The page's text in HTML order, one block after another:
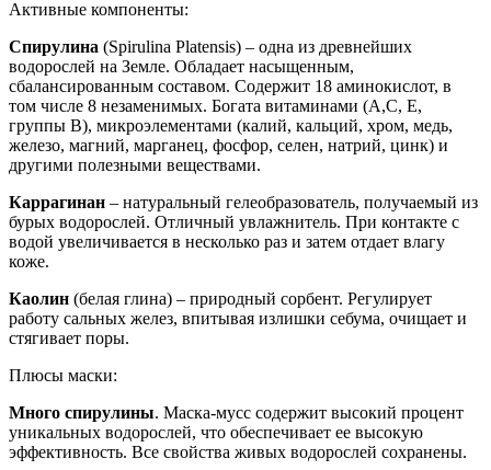
Активные компоненты:
Спирулина (Spirulina Platensis) – одна из древнейших
водорослей на Земле. Обладает насыщенным,
сбалансированным составом. Содержит 18 аминокислот, в
том числе 8 незаменимых. Богата витаминами (А,С, Е,
группы В), микроэлементами (калий, кальций, хром, медь,
железо, магний, марганец, фосфор, селен, натрий, цинк) и
другими полезными веществами.
Каррагинан – натуральный гелеобразователь, получаемый из
бурых водорослей. Отличный увлажнитель. При контакте с
водой увеличивается в несколько раз и затем отдает влагу
коже.
Каолин (белая глина) – природный сорбент. Регулирует
работу сальных желез, впитывая излишки себума, очищает и
стягивает поры.
Плюсы маски:
Много спирулины. Маска-мусс содержит высокий процент
уникальных водорослей, что обеспечивает ее высокую
эффективность. Все свойства живых водорослей сохранены.